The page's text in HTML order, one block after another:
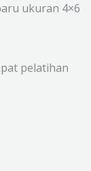
ukuran 4×6
pelatihan